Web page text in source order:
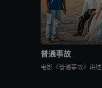
普通事故